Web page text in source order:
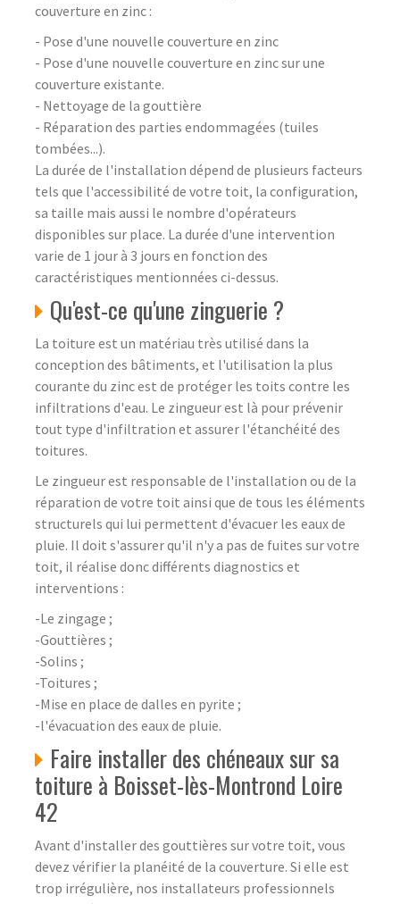
couverture en zinc :
- Pose d'une nouvelle couverture en zinc
- Pose d'une nouvelle couverture en zinc sur une
couverture existante.
- Nettoyage de la gouttière
- Réparation des parties endommagées (tuiles
tombées...).
La durée de l'installation dépend de plusieurs facteurs
tels que l'accessibilité de votre toit, la configuration,
sa taille mais aussi le nombre d'opérateurs
disponibles sur place. La durée d'une intervention
varie de 1 jour à 3 jours en fonction des
caractéristiques mentionnées ci-dessus.
Qu'est-ce qu'une zinguerie ?
La toiture est un matériau très utilisé dans la
conception des bâtiments, et l'utilisation la plus
courante du zinc est de protéger les toits contre les
infiltrations d'eau. Le zingueur est là pour prévenir
tout type d'infiltration et assurer l'étanchéité des
toitures.
Le zingueur est responsable de l'installation ou de la
réparation de votre toit ainsi que de tous les éléments
structurels qui lui permettent d'évacuer les eaux de
pluie. Il doit s'assurer qu'il n'y a pas de fuites sur votre
toit, il réalise donc différents diagnostics et
interventions :
-Le zingage ;
-Gouttières ;
-Solins ;
-Toitures ;
-Mise en place de dalles en pyrite ;
-l'évacuation des eaux de pluie.
Faire installer des chéneaux sur sa
toiture à Boisset-lès-Montrond Loire
42
Avant d'installer des gouttières sur votre toit, vous
devez vérifier la planéité de la couverture. Si elle est
trop irrégulière, nos installateurs professionnels